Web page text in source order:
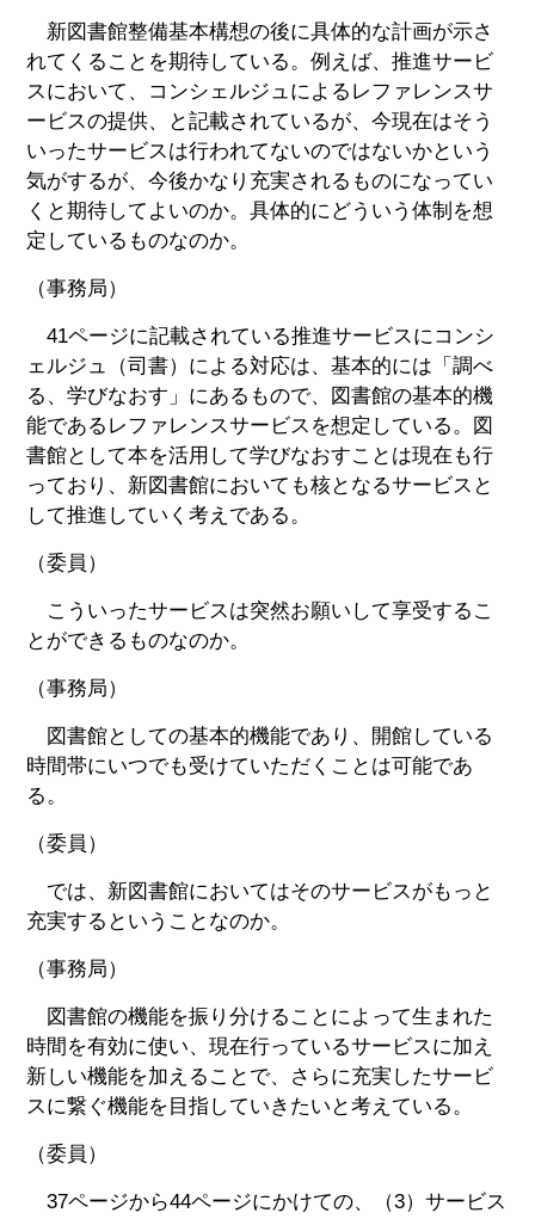
新図書館整備基本構想の後に具体的な計画が示さ
れてくることを期待している。例えば、推進サービ
スにおいて、コンシェルジュによるレファレンスサ
ービスの提供、と記載されているが、今現在はそう
いったサービスは行われてないのではないかという
気がするが、今後かなり充実されるものになってい
くと期待してよいのか。具体的にどういう体制を想
定しているものなのか。
（事務局）
41ページに記載されている推進サービスにコンシ
ェルジュ（司書）による対応は、基本的には「調べ
る、学びなおす」にあるもので、図書館の基本的機
能であるレファレンスサービスを想定している。図
書館として本を活用して学びなおすことは現在も行
っており、新図書館においても核となるサービスと
して推進していく考えである。
（委員）
こういったサービスは突然お願いして享受するこ
とができるものなのか。
（事務局）
図書館としての基本的機能であり、開館している
時間帯にいつでも受けていただくことは可能であ
る。
（委員）
では、新図書館においてはそのサービスがもっと
充実するということなのか。
（事務局）
図書館の機能を振り分けることによって生まれた
時間を有効に使い、現在行っているサービスに加え
新しい機能を加えることで、さらに充実したサービ
スに繋ぐ機能を目指していきたいと考えている。
（委員）
37ページから44ページにかけての、（3）サービス